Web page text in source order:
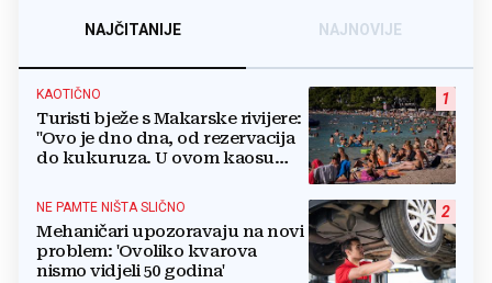
NAJČITANIJE NAJNOVIJE
1
KAOTIČNO
Turisti bježe s Makarske rivijere:
"Ovo je dno dna, od rezervacija
do kukuruza. U ovom kaosu
2
NE PAMTE NIŠTA SLIČNO
Mehaničari upozoravaju na novi
problem: 'Ovoliko kvarova
nismo vidjeli 50 godina'